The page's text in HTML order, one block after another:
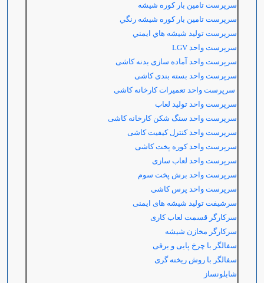
سرپرست تامین بار کوره شیشه
سرپرست تامين بار كوره شيشه رنگي
سرپرست توليد شيشه هاي ايمني
سرپرست واحد
سرپرست واحد آماده سازی بدنه کاشی
سرپرست واحد بسته بندی کاشی
سرپرست واحد تعمیرات کارخانه کاشی
سرپرست واحد تولید لعاب
سرپرست واحد سنگ شکن کارخانه کاشی
سرپرست واحد کنترل کیفیت کاشی
سرپرست واحد کوره پخت کاشی
سرپرست واحد لعاب سازی
سرپرست واحد برش پخت سوم
سرپرست واحد پرس کاشی
سرشیفت تولید شیشه های ایمنی
سرکارگر قسمت لعاب کاری
سرکارگر مخازن شیشه
سفالگر با چرخ پایی و برقی
سفالگر با روش ریخته گری
شابلونساز